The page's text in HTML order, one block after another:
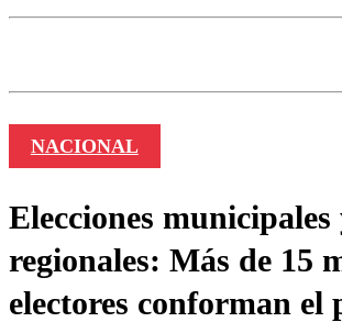
NACIONAL
Elecciones municipales
regionales: Más de 15
electores conforman el